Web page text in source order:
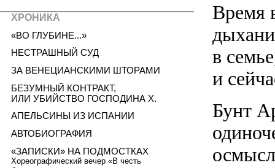
Время
в
и
Бунт
ХРОНИКА
«ВО ГЛУБИНЕ...»
НЕСТРАШНЫЙ СУД
ЗА ВЕНЕЦИАНСКИМИ ШТОРАМИ
БЕЗУМНЫЙ КОНТРАКТ,
ИЛИ УБИЙСТВО ГОСПОДИНА X.
АПЕЛЬСИНЫ ИЗ ИСПАНИИ
АВТОБИОГРАФИЯ
«ЗАПИСКИ» НА ПОДМОСТКАХ
Хореографический вечер «В честь